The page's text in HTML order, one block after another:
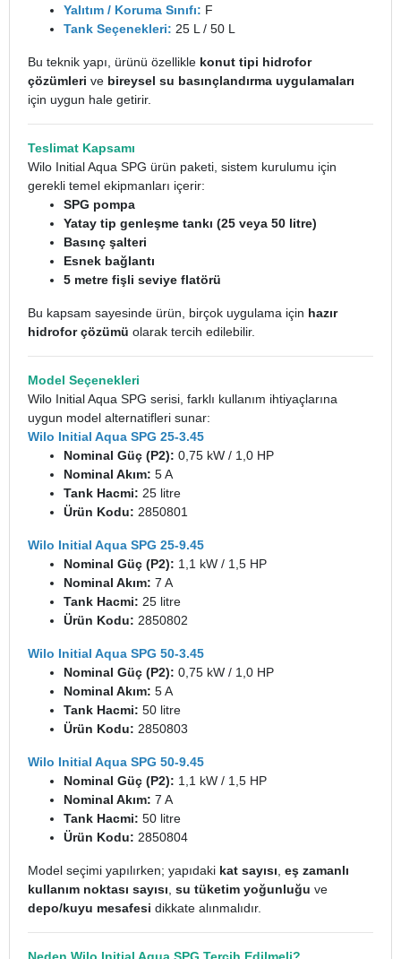
Yalıtım / Koruma Sınıfı: F
Tank Seçenekleri: 25 L / 50 L
Bu teknik yapı, ürünü özellikle konut tipi hidrofor
çözümleri ve bireysel su basınçlandırma uygulamaları
için uygun hale getirir.
Teslimat Kapsamı
Wilo Initial Aqua SPG ürün paketi, sistem kurulumu için
gerekli temel ekipmanları içerir:
SPG pompa
Yatay tip genleşme tankı (25 veya 50 litre)
Basınç şalteri
Esnek bağlantı
5 metre fişli seviye flatörü
Bu kapsam sayesinde ürün, birçok uygulama için hazır
hidrofor çözümü olarak tercih edilebilir.
Model Seçenekleri
Wilo Initial Aqua SPG serisi, farklı kullanım ihtiyaçlarına
uygun model alternatifleri sunar:
Wilo Initial Aqua SPG 25-3.45
Nominal Güç (P2): 0,75 kW / 1,0 HP
Nominal Akım: 5 A
Tank Hacmi: 25 litre
Ürün Kodu: 2850801
Wilo Initial Aqua SPG 25-9.45
Nominal Güç (P2): 1,1 kW / 1,5 HP
Nominal Akım: 7 A
Tank Hacmi: 25 litre
Ürün Kodu: 2850802
Wilo Initial Aqua SPG 50-3.45
Nominal Güç (P2): 0,75 kW / 1,0 HP
Nominal Akım: 5 A
Tank Hacmi: 50 litre
Ürün Kodu: 2850803
Wilo Initial Aqua SPG 50-9.45
Nominal Güç (P2): 1,1 kW / 1,5 HP
Nominal Akım: 7 A
Tank Hacmi: 50 litre
Ürün Kodu: 2850804
Model seçimi yapılırken; yapıdaki kat sayısı eş zamanlı
kullanım noktası sayısı su tüketim yoğunluğu ve
depo/kuyu mesafesi dikkate alınmalıdır.